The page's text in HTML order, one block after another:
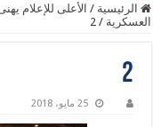
الرئيسية / الأعلى للإعلام
العسكرية /
2
2
25 مايو، 2018